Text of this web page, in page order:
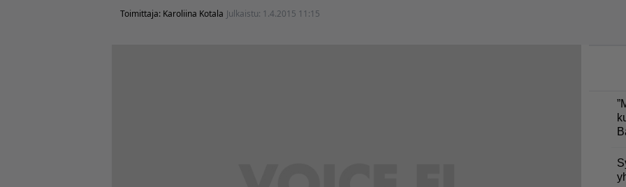
Toimittaja: Karoliina Kotala Julkaistu: 1.4.2015 11:15